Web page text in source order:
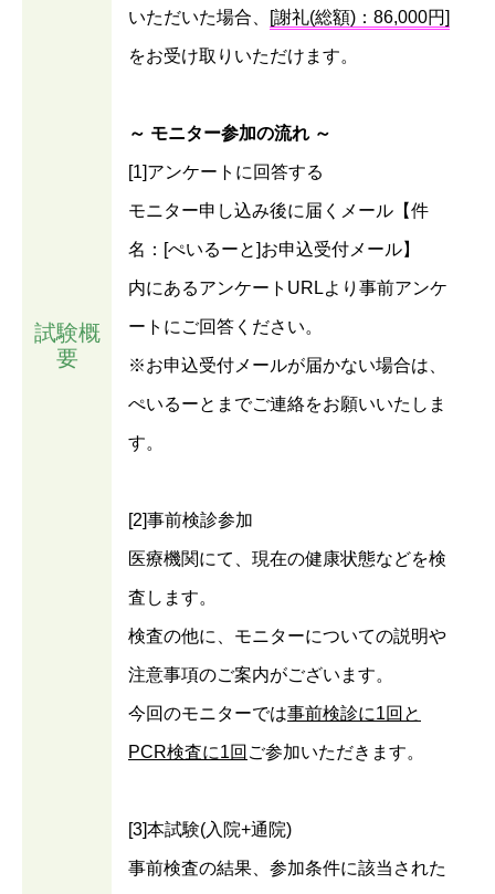
試験概
要
いただいた場合、 [謝礼(総額)：86,000円]
をお受け取りいただけます。
～ モニター参加の流れ ～
[1]アンケートに回答する
モニター申し込み後に届くメール【件
名：[ぺいるーと]お申込受付メール】
内にあるアンケートURLより事前アンケ
ートにご回答ください。
※お申込受付メールが届かない場合は、
ぺいるーとまでご連絡をお願いいたしま
す。
[2]事前検診参加
医療機関にて、現在の健康状態などを検
査します。
検査の他に、モニターについての説明や
注意事項のご案内がございます。
今回のモニターでは事前検診に1回と
PCR検査に1回 ご参加いただきます。
[3]本試験(入院+通院)
事前検査の結果、参加条件に該当された